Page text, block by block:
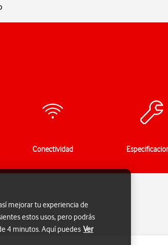
Conectividad
mejorar tu experiencia de
estos usos, pero podrás
4 minutos. Aquí puedes Ver